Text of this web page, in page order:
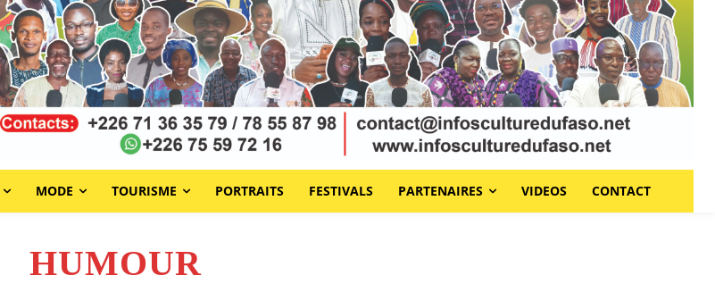
MODE TOURISME PORTRAITS FESTIVALS PARTENAIRES VIDEOS CONTACT
HUMOUR